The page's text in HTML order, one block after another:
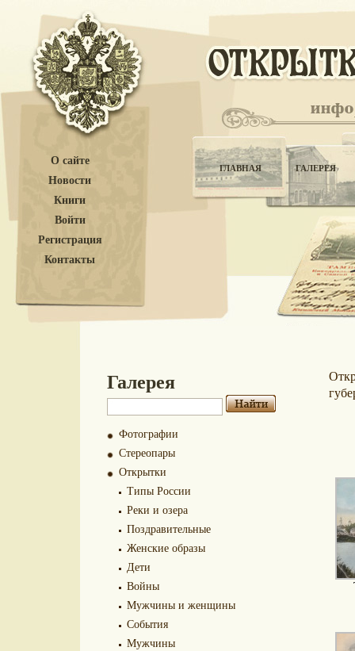
О сайте
Новости
Книги
Войти
Регистрация
Контакты
ГЛАВНАЯ ГАЛЕРЕЯ
Галерея
Фотографии
Стереопары
Открытки
Типы России
Реки и озера
Поздравительные
Женские образы
Дети
Войны
Мужчины и женщины
События
Мужчины